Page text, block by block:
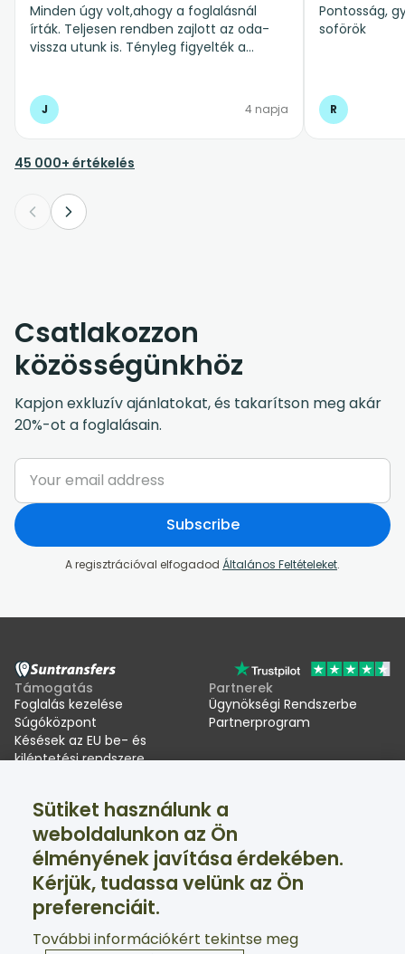
Minden úgy volt,ahogy a foglalásnál
írták. Teljesen rendben zajlott az oda-
vissza utunk is. Tényleg figyelték a
J 4 napja
Pontosság,
soförök
R
45 000+ értékelés
Csatlakozzon
közösségünkhöz
Kapjon exkluzív ajánlatokat, és takarítson meg akár
20%-ot a foglalásain.
Subscribe
A regisztrációval elfogadod Általános Feltételeket.
Támogatás
Foglalás kezelése
Súgóközpont
Késések az EU be- és
kiléptetési rendszere
Partnerek
Ügynökségi Rendszerbe
Partnerprogram
Suntransfers
Rólunk
Értékelések
Sítranszferek
Közösségi oldalak
Facebook
Twitter
Támogatás a nap 24 órájában, a hét minden napján
elérhető
Sütiket használunk a
weboldalunkon az Ön
élményének javítása érdekében.
Kérjük, tudassa velünk az Ön
preferenciáit.
További információkért tekintse meg